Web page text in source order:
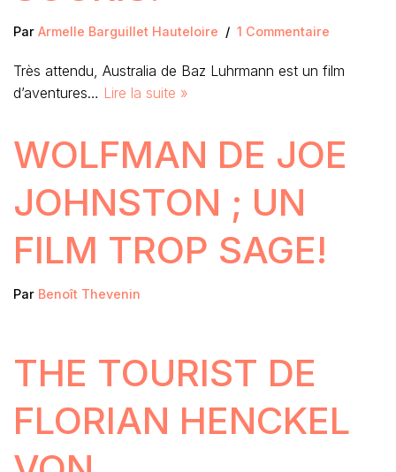
Par Armelle Barguillet Hauteloire 1 Commentaire
Très attendu, Australia de Baz Luhrmann est un film
d’aventures… Lire la suite »
WOLFMAN DE JOE
JOHNSTON ; UN
FILM TROP SAGE!
Par Benoît Thevenin
THE TOURIST DE
FLORIAN HENCKEL